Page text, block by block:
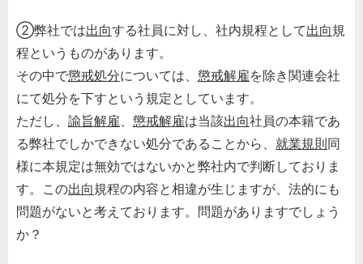
②弊社では出向する社員に対し、社内規程として出向規
程というものがあります。
その中で懲戒処分については、 懲戒解雇を除き関連会社
にて処分を下すという規定としています。
ただし、 諭旨解雇、 懲戒解雇は当該出向社員の本籍であ
る弊社でしかできない処分であることから、 就業規則同
様に本規定は無効ではないかと弊社内で判断しておりま
す。この出向規程の内容と相違が生じますが、法的にも
問題がないと考えております。問題がありますでしょう
か？